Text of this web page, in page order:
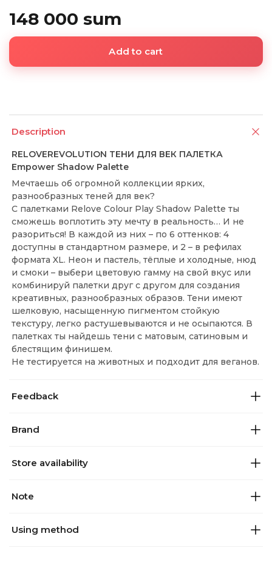
148 000 sum
Add to cart
Description
RELOVEREVOLUTION ТЕНИ ДЛЯ ВЕК ПАЛЕТКА
Empower Shadow Palette
Мечтаешь об огромной коллекции ярких,
разнообразных теней для век?
С палетками Relove Colour Play Shadow Palette ты
сможешь воплотить эту мечту в реальность… И не
разориться! В каждой из них – по 6 оттенков: 4
доступны в стандартном размере, и 2 – в рефилах
формата XL. Неон и пастель, тёплые и холодные, нюд
и смоки – выбери цветовую гамму на свой вкус или
комбинируй палетки друг с другом для создания
креативных, разнообразных образов. Тени имеют
шелковую, насыщенную пигментом стойкую
текстуру, легко растушевываются и не осыпаются. В
палетках ты найдешь тени с матовым, сатиновым и
блестящим финишем.
Не тестируется на животных и подходит для веганов.
Feedback
Brand
Store availability
Note
Using method